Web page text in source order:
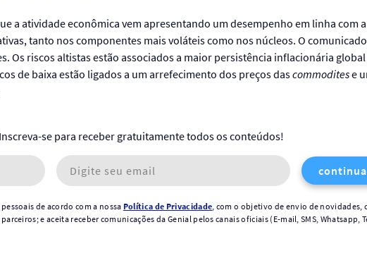
a atividade econômica vem apresentando um desempenho em linha com
tanto nos componentes mais voláteis como nos núcleos. O
Os riscos altistas estão associados a maior persistência inflacionária
de baixa estão ligados a um arrefecimento dos preços dascommoditese
Inscreva-se para receber gratuitamente todos os conteúdos!
de acordo com a nossa Política de Privacidade, com o objetivo de envio de
e aceita receber comunicações da Genial pelos canais oficiais (E-mail, SMS, Whatsapp,